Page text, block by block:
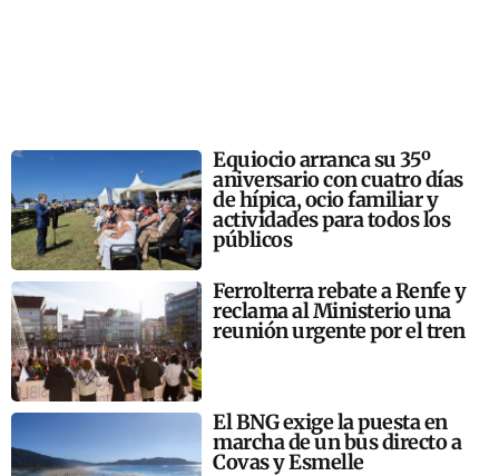
Equiocio arranca su 35º
aniversario con cuatro días
de hípica, ocio familiar y
actividades para todos los
públicos
Ferrolterra rebate a Renfe y
reclama al Ministerio una
reunión urgente por el tren
El BNG exige la puesta en
marcha de un bus directo a
Covas y Esmelle